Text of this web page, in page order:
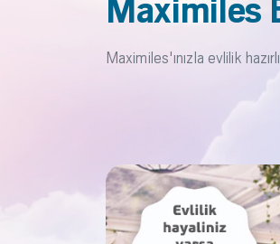
Maximiles
Maximiles'ınızla evlilik